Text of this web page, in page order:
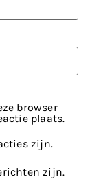
browser
plaats.
zijn.
zijn.